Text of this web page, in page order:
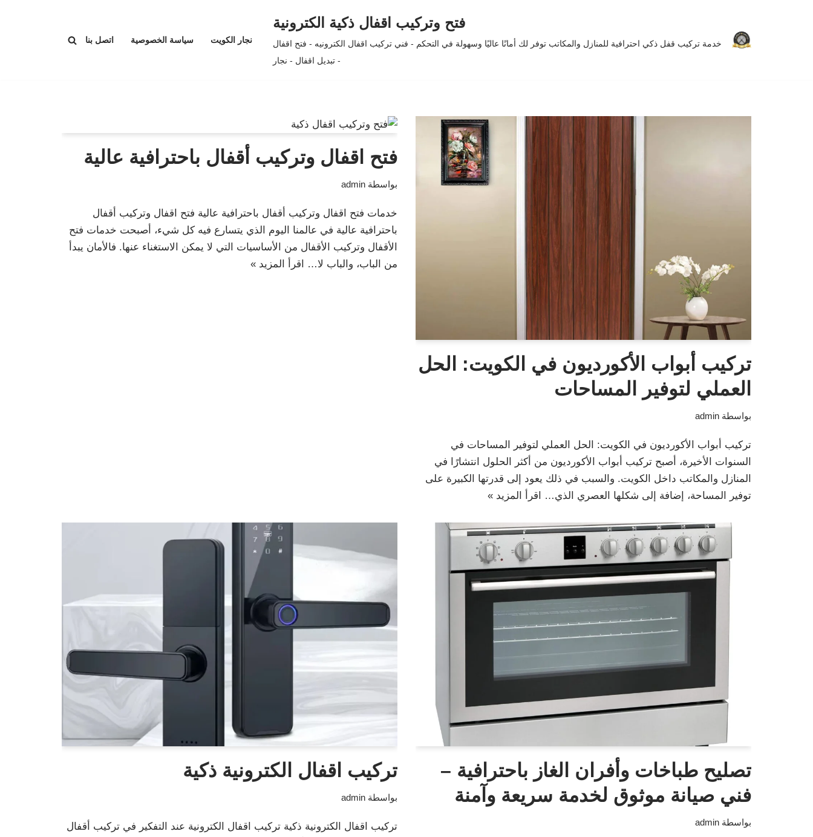
فتح وتركيب اقفال ذكية الكترونية
خدمة تركيب قفل ذكي احترافية للمنازل والمكاتب توفر لك أمانًا عاليًا وسهولة في التحكم - فني تركيب اقفال الكترونيه - فتح اقفال
- تبديل اقفال - نجار
نجار الكويت سياسة الخصوصية اتصل بنا
تركيب أبواب الأكورديون في الكويت: الحل
العملي لتوفير المساحات
بواسطة admin
تركيب أبواب الأكورديون في الكويت: الحل العملي لتوفير المساحات في
السنوات الأخيرة، أصبح تركيب أبواب الأكورديون من أكثر الحلول انتشارًا في
المنازل والمكاتب داخل الكويت. والسبب في ذلك يعود إلى قدرتها الكبيرة على
توفير المساحة، إضافة إلى شكلها العصري الذي…
اقرأ المزيد »
فتح اقفال وتركيب أقفال باحترافية عالية
بواسطة admin
خدمات فتح اقفال وتركيب أقفال باحترافية عالية فتح اقفال وتركيب أقفال
باحترافية عالية في عالمنا اليوم الذي يتسارع فيه كل شيء، أصبحت خدمات فتح
الأقفال وتركيب الأقفال من الأساسيات التي لا يمكن الاستغناء عنها. فالأمان يبدأ
من الباب، والباب لا…
اقرأ المزيد »
تصليح طباخات وأفران الغاز باحترافية –
فني صيانة موثوق لخدمة سريعة وآمنة
بواسطة admin
تركيب اقفال الكترونية ذكية
بواسطة admin
تركيب اقفال الكترونية ذكية تركيب اقفال الكترونية عند التفكير في تركيب أقفال